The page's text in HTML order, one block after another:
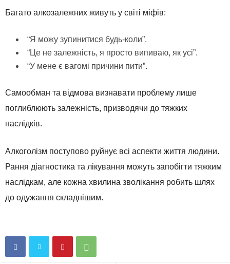
Багато алкозалежних живуть у світі міфів:
“Я можу зупинитися будь-коли”.
“Це не залежність, я просто випиваю, як усі”.
“У мене є вагомі причини пити”.
Самообман та відмова визнавати проблему лише
поглиблюють залежність, призводячи до тяжких
наслідків.
Алкоголізм поступово руйнує всі аспекти життя людини.
Рання діагностика та лікування можуть запобігти тяжким
наслідкам, але кожна хвилина зволікання робить шлях
до одужання складнішим.